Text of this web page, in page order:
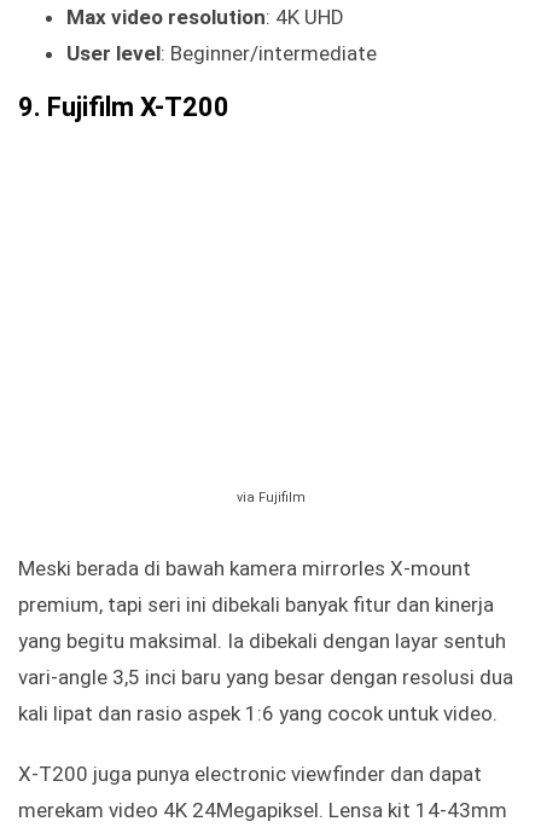
Max video resolution: 4K UHD
User level: Beginner/intermediate
9. Fujifilm X-T200
via Fujifilm
Meski berada di bawah kamera mirrorles X-mount
premium, tapi seri ini dibekali banyak fitur dan kinerja
yang begitu maksimal. Ia dibekali dengan layar sentuh
vari-angle 3,5 inci baru yang besar dengan resolusi dua
kali lipat dan rasio aspek 1:6 yang cocok untuk video.
X-T200 juga punya electronic viewfinder dan dapat
merekam video 4K 24Megapiksel. Lensa kit 14-43mm